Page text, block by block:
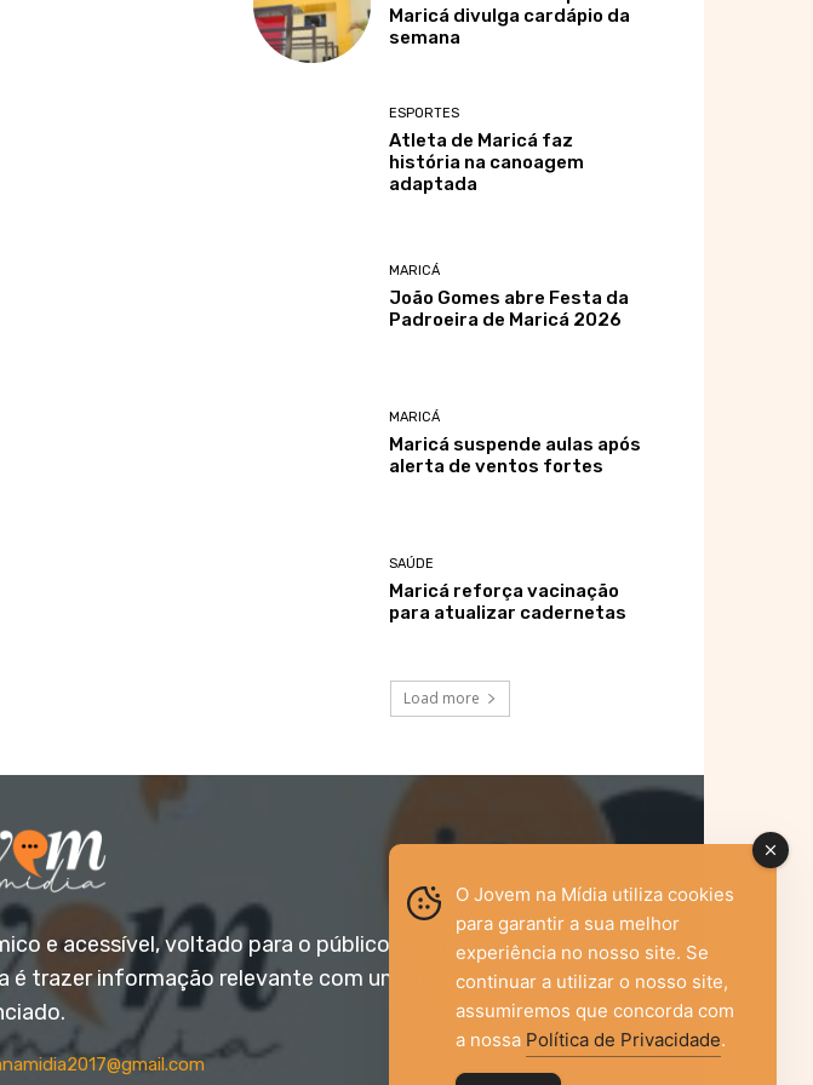
Maricá divulga cardápio da
semana
ESPORTES
Atleta de Maricá faz
história na canoagem
adaptada
MARICÁ
João Gomes abre Festa da
Padroeira de Maricá 2026
MARICÁ
Maricá suspende aulas após
alerta de ventos fortes
SAÚDE
Maricá reforça vacinação
para atualizar cadernetas
Load more
e acessível, voltado para o público jovem,
trazer informação relevante com um olhar
O Jovem na Mídia utiliza cookies
para garantir a sua melhor
experiência no nosso site. Se
continuar a utilizar o nosso site,
assumiremos que concorda com
a nossa Política de Privacidade.